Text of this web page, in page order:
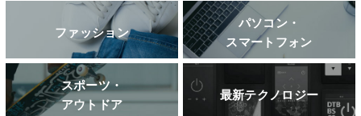
ファッション
パソコン・
スマートフォン
スポーツ・
アウトドア
最新テクノロジー